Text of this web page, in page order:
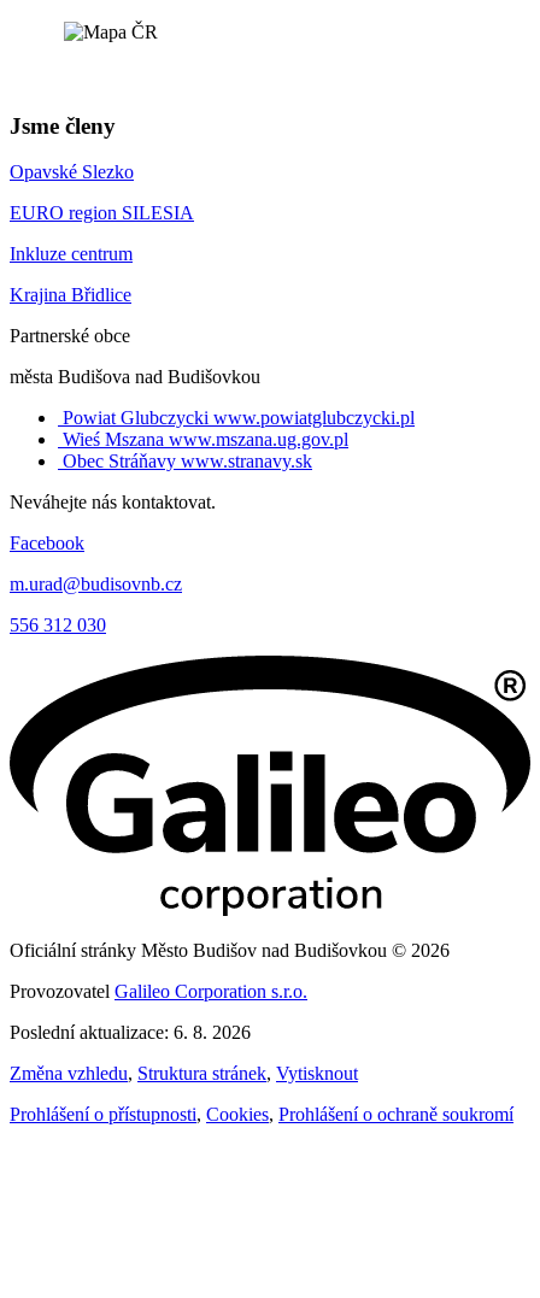
Jsme členy
Opavské Slezko
EURO region SILESIA
Inkluze centrum
Krajina Břidlice
Partnerské obce
města Budišova nad Budišovkou
Powiat Glubczycki www.powiatglubczycki.pl
Wieś Mszana www.mszana.ug.gov.pl
Obec Stráňavy www.stranavy.sk
Neváhejte nás kontaktovat.
Facebook
m.urad@budisovnb.cz
556 312 030
Oficiální stránky Město Budišov nad Budišovkou © 2026
Provozovatel Galileo Corporation s.r.o.
Poslední aktualizace: 6. 8. 2026
Změna vzhledu, Struktura stránek, Vytisknout
Prohlášení o přístupnosti, Cookies, Prohlášení o ochraně soukromí